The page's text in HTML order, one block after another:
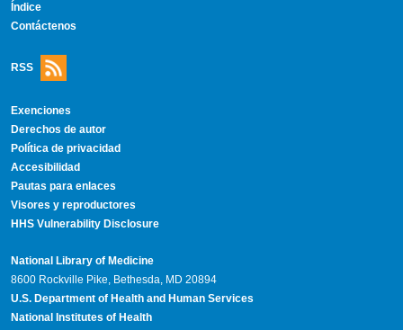
Índice
Contáctenos
RSS
Exenciones
Derechos de autor
Política de privacidad
Accesibilidad
Pautas para enlaces
Visores y reproductores
HHS Vulnerability Disclosure
National Library of Medicine
8600 Rockville Pike, Bethesda, MD 20894
U.S. Department of Health and Human Services
National Institutes of Health